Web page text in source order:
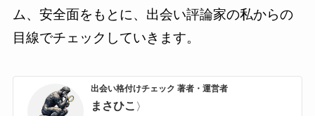
ム、安全面をもとに、出会い評論家の私からの
目線でチェックしていきます。
出会い格付けチェック 著者・運営者
まさひこ 〉